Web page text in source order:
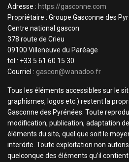
Adresse : https://gasconne.com
Propriétaire : Groupe Gasconne des
Centre national gascon
378 route de Crieu
09100 Villeneuve du Paréage
tel : +33 5 61 60 15 30
Courriel : gascon@wanadoo.fr
Tous les éléments accessibles sur le
graphismes, logos etc.) restent la
Gasconne des Pyrénées. Toute
modification, publication, adaptation
éléments du site, quel que soit le
interdite. Toute exploitation non
quelconque des éléments qu’il